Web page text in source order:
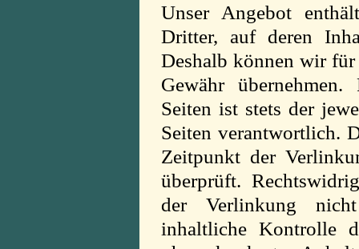
Unser Angebot
Dritter, auf deren
Deshalb können wir
Gewähr
Seiten ist stets der
Seiten verantwortlich.
Zeitpunkt der
überprüft.
der Verlinkung
inhaltliche Kontrolle